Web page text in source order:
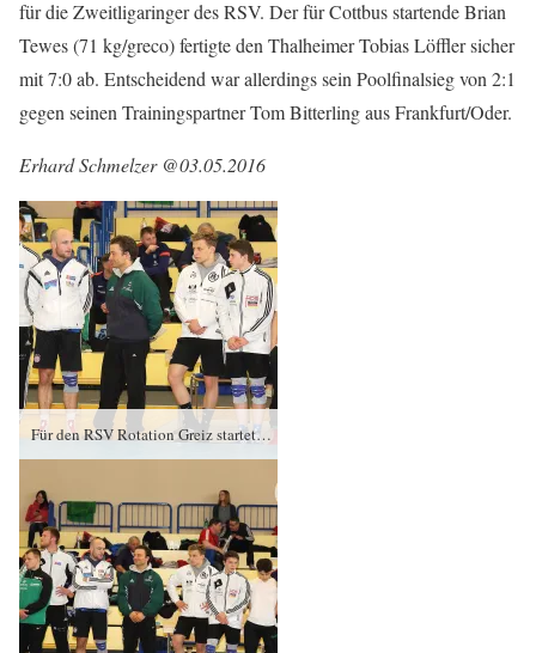
für die Zweitligaringer des RSV. Der für Cottbus startende Brian
Tewes (71 kg/greco) fertigte den Thalheimer Tobias Löffler sicher
mit 7:0 ab. Entscheidend war allerdings sein Poolfinalsieg von 2:1
gegen seinen Trainingspartner Tom Bitterling aus Frankfurt/Oder.
Erhard Schmelzer @03.05.2016
Für den RSV Rotation Greiz starteten sechs Aktive, drei Greizer Zweitligaringer gingen mit einer Zweitstartgenehmigung für ihren Heimatverein auf die Matte.